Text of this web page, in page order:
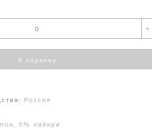
+
В корзину
Россия
5% лайкра